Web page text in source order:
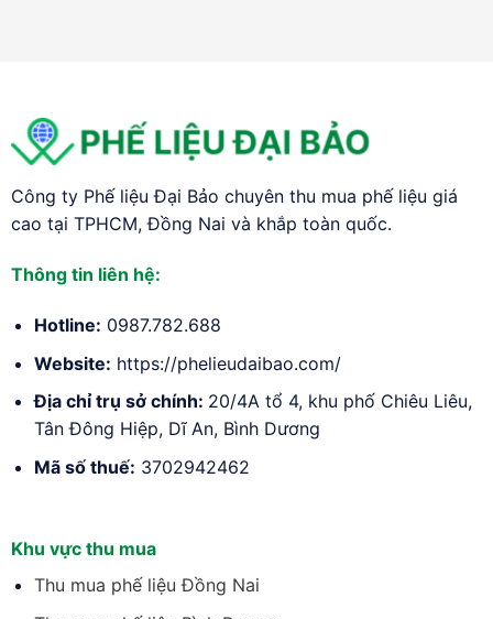
Công ty Phế liệu Đại Bảo chuyên thu mua phế liệu giá
cao tại TPHCM, Đồng Nai và khắp toàn quốc.
Thông tin liên hệ:
Hotline: 0987.782.688
Website: https://phelieudaibao.com/
Địa chỉ trụ sở chính: 20/4A tổ 4, khu phố Chiêu Liêu,
Tân Đông Hiệp, Dĩ An, Bình Dương
Mã số thuế: 3702942462
Khu vực thu mua
Thu mua phế liệu Đồng Nai